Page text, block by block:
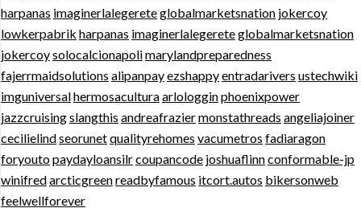
harpanas imaginerlalegereteglobalmarketsnation jokercoy
lowkerpabrik harpanas imaginerlalegereteglobalmarketsnation
jokercoysolocalcionapolimarylandpreparedness
fajerrmaidsolutions alipanpayezshappyentradarivers ustechwiki
imguniversalhermosaculturaarlologginphoenixpower
jazzcruisingslangthis andreafraziermonstathreads angeliajoiner
cecilielindseorunetqualityrehomes vacumetros fadiaragon
foryoutopaydayloansilrcoupancode joshuaflinnconformable-jp
winifredarcticgreenreadbyfamous itcort.autos bikersonweb
feelwellforever